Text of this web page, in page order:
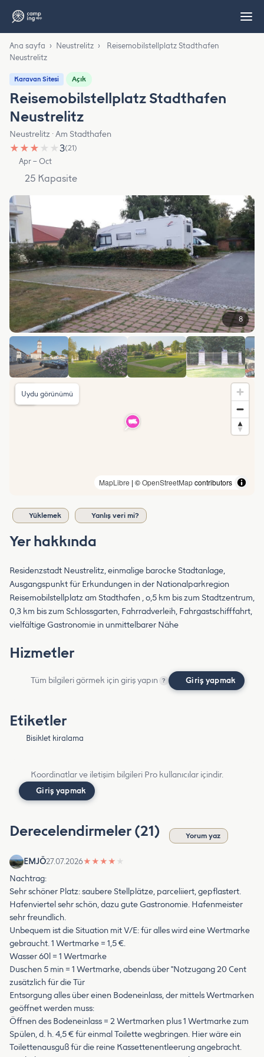
Ana sayfa › Neustrelitz ›
Reisemobilstellplatz Stadthafen
Neustrelitz
Karavan Sitesi Açık
Reisemobilstellplatz Stadthafen
Neustrelitz
Neustrelitz · Am Stadthafen
★ ★ ★ ★ ★3(21)
Apr – Oct
25 Kapasite
8
MapLibre | ©OpenStreetMapcontributors
Uydu görünümü
Yüklemek Yanlış veri mi?
Yer hakkında
Residenzstadt Neustrelitz, einmalige barocke Stadtanlage,
Ausgangspunkt für Erkundungen in der Nationalparkregion
Reisemobilstellplatz am Stadthafen , o,5 km bis zum Stadtzentrum,
0,3 km bis zum Schlossgarten, Fahrradverleih, Fahrgastschifffahrt,
vielfältige Gastronomie in unmittelbarer Nähe
Hizmetler
Tüm bilgileri görmek için giriş yapın ? Giriş yapmak
Etiketler
Bisiklet kiralama
Koordinatlar ve iletişim bilgileri Pro kullanıcılar içindir.
Giriş yapmak
Derecelendirmeler (21) Yorum yaz
EMJÖ27.07.2026★ ★ ★ ★ ★
Nachtrag:
Sehr schöner Platz: saubere Stellplätze, parceliiert, gepflastert.
Hafenviertel sehr schön, dazu gute Gastronomie. Hafenmeister
sehr freundlich.
Unbequem ist die Situation mit V/E: für alles wird eine Wertmarke
gebraucht. 1 Wertmarke = 1,5 €.
Wasser 60l = 1 Wertmarke
Duschen 5 min = 1 Wertmarke, abends über "Notzugang 20 Cent
zusätzlich für die Tür
Entsorgung alles über einen Bodeneinlass, der mittels Wertmarken
geöffnet werden muss:
Öffnen des Bodeneinlass = 2 Wertmarken plus 1 Wertmarke zum
Spülen, d. h. 4,5 € für einmal Toilette wegbringen. Hier wäre ein
Toilettenausguß für die reine Kassettenentleerung angebracht.